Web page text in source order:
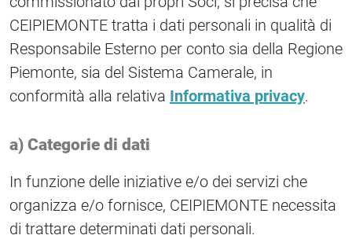
CEIPIEMONTE tratta i dati personali in qualità di
Responsabile Esterno per conto sia della Regione
Piemonte, sia del Sistema Camerale, in
conformità alla relativa Informativa privacy.
a) Categorie di dati
In funzione delle iniziative e/o dei servizi che
organizza e/o fornisce, CEIPIEMONTE necessita
di trattare determinati dati personali.